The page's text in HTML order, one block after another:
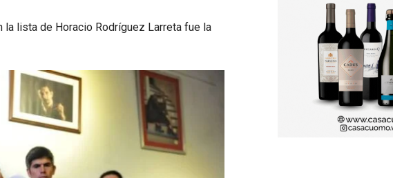
volumen.
la lista de Horacio Rodríguez Larreta fue la